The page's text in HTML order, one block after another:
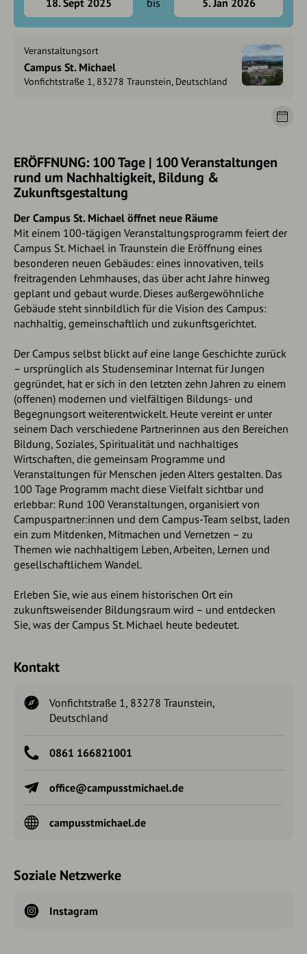
18. Sept 2025 bis 5. Jan 2026
Veranstaltungsort
Campus St. Michael
Vonfichtstraße 1, 83278 Traunstein, Deutschland
ERÖFFNUNG: 100 Tage | 100 Veranstaltungen
rund um Nachhaltigkeit, Bildung &
Zukunftsgestaltung
Der Campus St. Michael öffnet neue Räume
Mit einem 100-tägigen Veranstaltungsprogramm feiert der
Campus St. Michael in Traunstein die Eröffnung eines
besonderen neuen Gebäudes: eines innovativen, teils
freitragenden Lehmhauses, das über acht Jahre hinweg
geplant und gebaut wurde. Dieses außergewöhnliche
Gebäude steht sinnbildlich für die Vision des Campus:
nachhaltig, gemeinschaftlich und zukunftsgerichtet.
Der Campus selbst blickt auf eine lange Geschichte zurück
– ursprünglich als Studenseminar Internat für Jungen
gegründet, hat er sich in den letzten zehn Jahren zu einem
(offenen) modernen und vielfältigen Bildungs- und
Begegnungsort weiterentwickelt. Heute vereint er unter
seinem Dach verschiedene Partnerinnen aus den Bereichen
Bildung, Soziales, Spiritualität und nachhaltiges
Wirtschaften, die gemeinsam Programme und
Veranstaltungen für Menschen jeden Alters gestalten. Das
100 Tage Programm macht diese Vielfalt sichtbar und
erlebbar: Rund 100 Veranstaltungen, organisiert von
Campuspartner:innen und dem Campus-Team selbst, laden
ein zum Mitdenken, Mitmachen und Vernetzen – zu
Themen wie nachhaltigem Leben, Arbeiten, Lernen und
gesellschaftlichem Wandel.
Erleben Sie, wie aus einem historischen Ort ein
zukunftsweisender Bildungsraum wird – und entdecken
Sie, was der Campus St. Michael heute bedeutet.
Kontakt
Vonfichtstraße 1, 83278 Traunstein,
Deutschland
0861 166821001
office@campusstmichael.de
campusstmichael.de
Soziale Netzwerke
Instagram